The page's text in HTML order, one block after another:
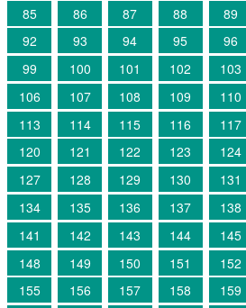
85 86 87 88 89
92
93 94 95 96
99
100 101 102 103
106
107 108 109 110
113
114 115 116 117
120
121 122 123 124
127
128 129 130 131
134
135 136 137 138
141
142 143 144 145
148
149 150 151 152
155
156 157 158 159